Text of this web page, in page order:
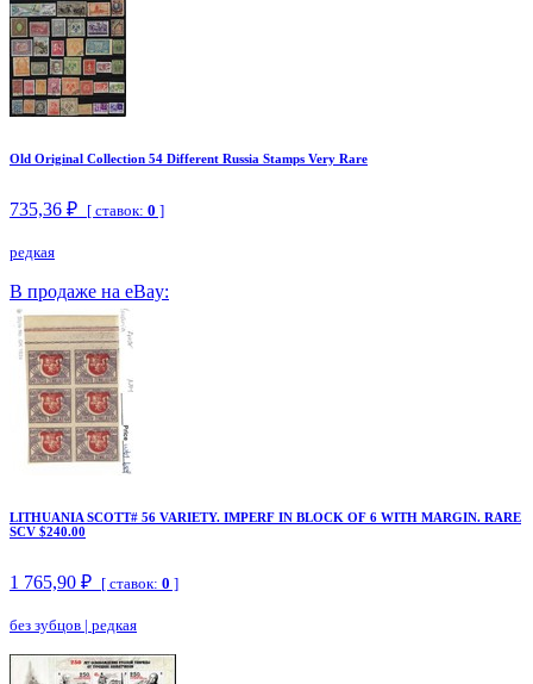
Old Original Collection 54 Different Russia Stamps Very Rare
735,36 ₽ [ ставок: 0 ]
редкая
В продаже на eBay:
LITHUANIA SCOTT# 56 VARIETY. IMPERF IN BLOCK OF 6 WITH MARGIN. RARE
SCV $240.00
1 765,90 ₽ [ ставок: 0 ]
без зубцов | редкая